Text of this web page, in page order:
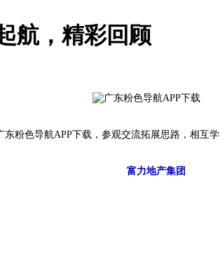
，精彩回顾
色导航APP下载，参观交流拓展思路，相互学习
富力地产集团